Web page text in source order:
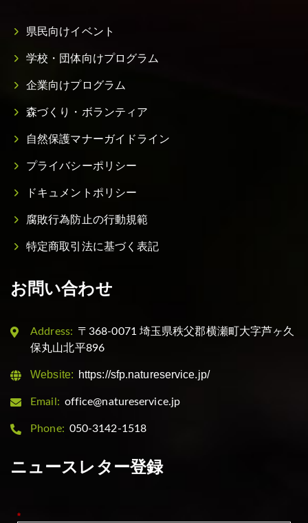
県民向けイベント
学校・団体向けプログラム
企業向けプログラム
森づくり・ボランティア
自然保護マナーガイドライン
プライバシーポリシー
ドキュメントポリシー
腐敗行為防止の行動規範
特定商取引法に基づく表記
お問い合わせ
Address: 〒368-0071 埼玉県秩父郡横瀬町大字芦ヶ久
保丸山北平896
Website: https://sfp.natureservice.jp/
Email: office@natureservice.jp
Phone: 050-3142-1518
ニュースレター登録
*